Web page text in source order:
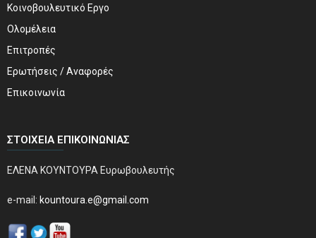
Κοινοβουλευτικό Εργο
Ολομέλεια
Επιτροπές
Ερωτήσεις / Αναφορές
Επικοινωνία
ΣΤΟΙΧΕΊΑ ΕΠΙΚΟΙΝΩΝΊΑΣ
ΕΛΕΝΑ ΚΟΥΝΤΟΥΡΑ Ευρωβουλευτής
e-mail: kountoura.e@gmail.com